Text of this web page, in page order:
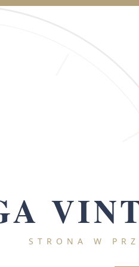
STRONA W